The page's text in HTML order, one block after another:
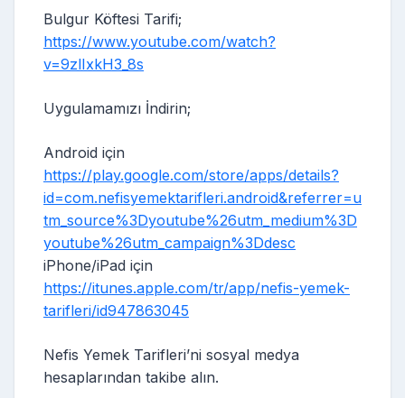
Bulgur Köftesi Tarifi;
https://www.youtube.com/watch?
v=9zlIxkH3_8s
Uygulamamızı İndirin;
Android için
https://play.google.com/store/apps/details?
id=com.nefisyemektarifleri.android&referrer=u
tm_source%3Dyoutube%26utm_medium%3D
youtube%26utm_campaign%3Ddesc
iPhone/iPad için
https://itunes.apple.com/tr/app/nefis-yemek-
tarifleri/id947863045
Nefis Yemek Tarifleri’ni sosyal medya
hesaplarından takibe alın.